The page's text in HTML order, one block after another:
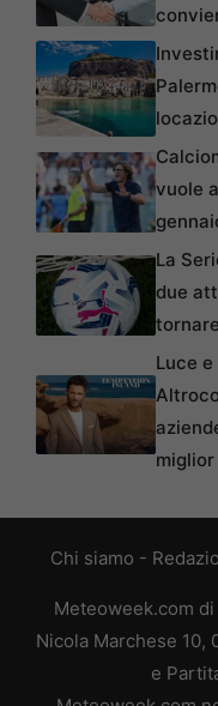
vuole
La
due
tornare
Luce
Chi siamo -
Meteoweek.com
Nicola Marchese 10,
e